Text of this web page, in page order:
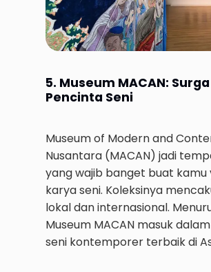
5. Museum MACAN:
Pencinta Seni
Museum of Modern and
Nusantara (MACAN) jadi
yang wajib banget buat
karya seni. Koleksinya
lokal dan internasional.
Museum MACAN masuk
seni kontemporer terbaik di